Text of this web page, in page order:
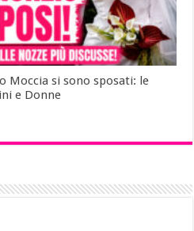
Moccia si sono sposati: le
e Donne